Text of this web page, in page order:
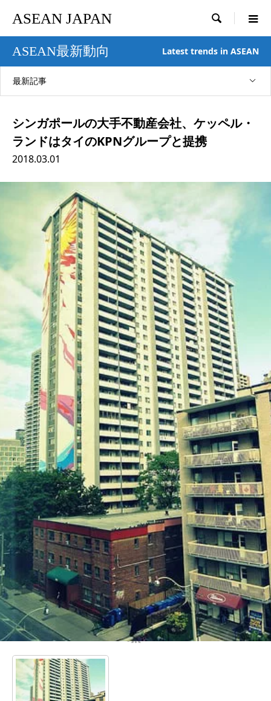
ASEAN JAPAN 
ASEAN最新動向 Latest trends in ASEAN
最新記事
シンガポールの大手不動産会社、ケッペル・
ランドはタイのKPNグループと提携
2018.03.01